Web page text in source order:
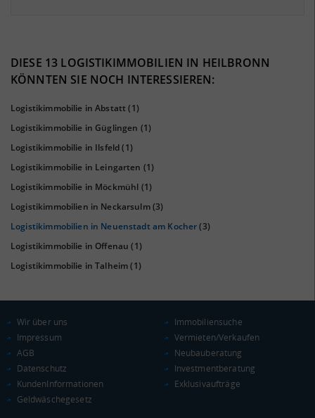
44%
Euro pro Kopf
KAUFKRAFT - EURO PRO KOPF
Landkreis / Kreisfreie Stadt
Bundesland
Deutschland
DIESE 13 LOGISTIKIMMOBILIEN IN HEILBRONN
KÖNNTEN SIE NOCH INTERESSIEREN:
Logistikimmobilie in Abstatt(1)
Logistikimmobilie in Güglingen (1)
Logistikimmobilie in Ilsfeld(1)
Logistikimmobilie in Leingarten (1)
Logistikimmobilie in Möckmühl (1)
Logistikimmobilien in Neckarsulm(3)
Logistikimmobilien in Neuenstadt am Kocher(3)
Logistikimmobilie in Offenau (1)
Logistikimmobilie in Talheim(1)
Wir über uns
Impressum
AGB
Datenschutz
KundenInformationen
Geldwäschegesetz
Immobiliensuche
Vermieten/Verkaufen
Neubauberatung
Investmentberatung
Exklusivaufträge